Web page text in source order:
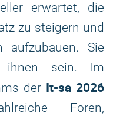
erwartet, die
zu steigern und
aufzubauen. Sie
ihnen sein. Im
der It-sa 2026
Foren,